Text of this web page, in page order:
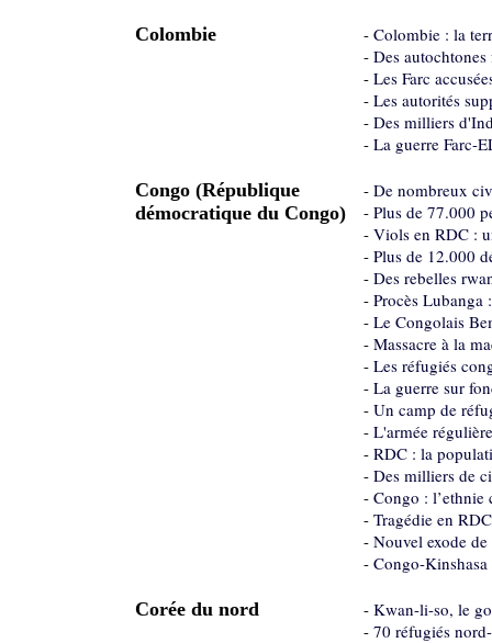
Colombie - Colombie : la
- Des
- Les Farc
- Les autorités
- Des milliers
- La guerre Farc-
Congo (République
démocratique du Congo)
- De nombreux
- Plus de 77.000
- Viols en RDC :
- Plus de 12.000
- Des rebelles
- Procès Lubanga
- Le Congolais
- Massacre à la
- Les réfugiés
- La guerre sur
- Un camp de
- L'armée
- RDC : la
- Des milliers de
- Congo :
- Tragédie en
- Nouvel exode
- Congo-
Corée du nord - Kwan-li-so, le
- 70 réfugiés